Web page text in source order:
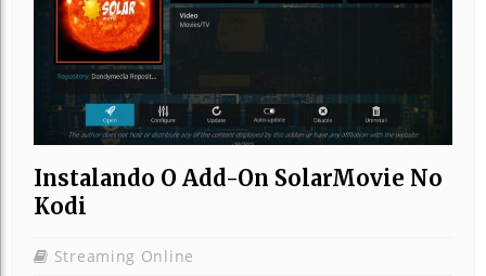
Instalando O Add-On SolarMovie No
Kodi
Streaming Online